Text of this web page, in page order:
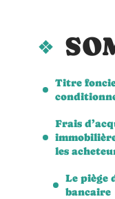
Titre
Frais
les
Le piège
bancaire